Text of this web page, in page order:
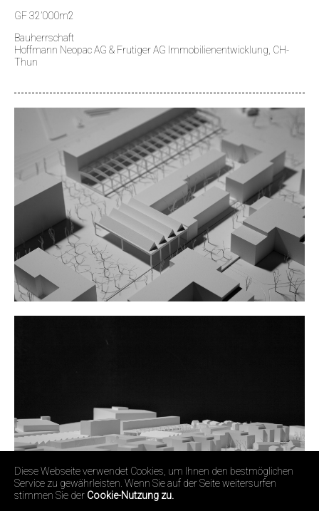
GF 32’000m2
Bauherrschaft
Hoffmann Neopac AG & Frutiger AG Immobilienentwicklung, CH-
Thun
Diese Webseite verwendet Cookies, um Ihnen den bestmöglichen
Service zu gewährleisten. Wenn Sie auf der Seite weitersurfen
stimmen Sie der Cookie-Nutzung zu.